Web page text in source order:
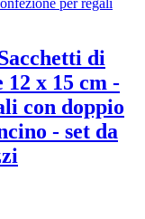
di
12 x 15 cm -
con doppio
- set da